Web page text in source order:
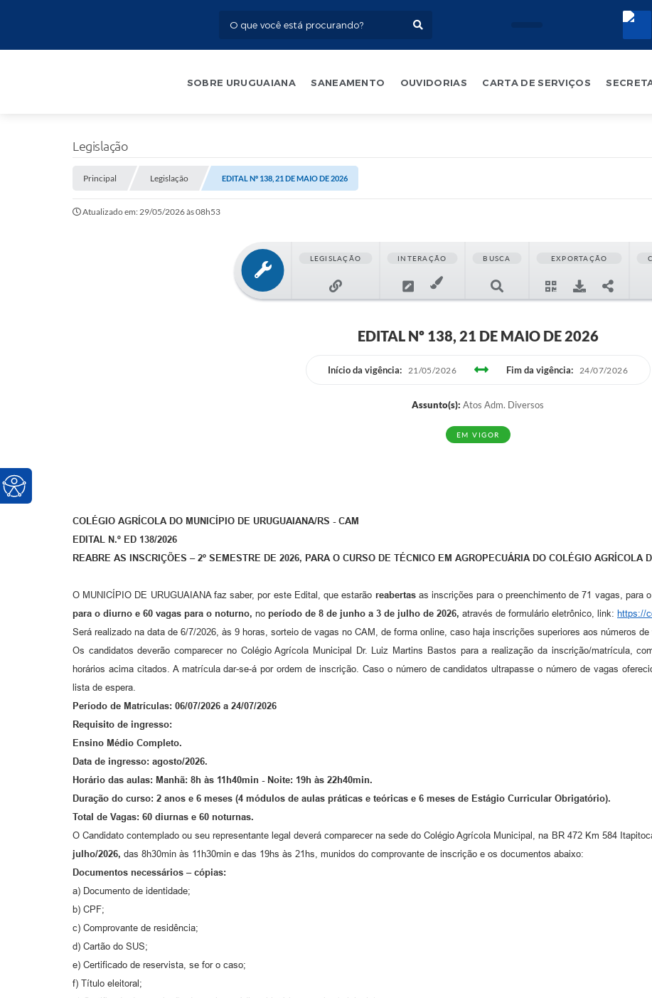
SOBRE URUGUAIANA SANEAMENTO OUVIDORIAS CARTA DE SERVIÇOS
Legislação
Principal Legislação EDITAL Nº 138, 21 DE MAIO DE 2026
Atualizado em: 29/05/2026 às 08h53
LEGISLAÇÃO INTERAÇÃO BUSCA EXPORTAÇÃO
EDITAL Nº 138, 21 DE MAIO DE 2026
Início da vigência: 21/05/2026 Fim da vigência: 24/07/2026
Assunto(s): Atos Adm. Diversos
EM VIGOR
COLÉGIO AGRÍCOLA DO MUNICÍPIO DE URUGUAIANA/RS - CAM
EDITAL N.º ED 138/2026
REABRE AS INSCRIÇÕES – 2º SEMESTRE DE 2026, PARA O CURSO DE TÉCNICO EM AGROPECUÁRIA DO COLÉGIO AGRÍCOLA
O MUNICÍPIO DE URUGUAIANA faz saber, por este Edital, que estarão reabertasas inscrições para o preenchimento de 71 vagas, para
para o diurno e 60 vagas para o noturno, no período de 8 de junho a 3 de julho de 2026, através de formulário eletrônico, link: https://
Será realizado na data de 6/7/2026, às 9 horas, sorteio de vagas no CAM, de forma online, caso haja inscrições superiores aos números
Os candidatos deverão comparecer no Colégio Agrícola Municipal Dr. Luiz Martins Bastos para a realização da inscrição/matrícula,
horários acima citados. A matrícula dar-se-á por ordem de inscrição. Caso o número de candidatos ultrapasse o número de vagas
lista de espera.
Período de Matrículas: 06/07/2026 a 24/07/2026
Requisito de ingresso:
Ensino Médio Completo.
Data de ingresso: agosto/2026.
Horário das aulas: Manhã: 8h às 11h40min - Noite: 19h às 22h40min.
Duração do curso: 2 anos e 6 meses (4 módulos de aulas práticas e teóricas e 6 meses de Estágio Curricular Obrigatório).
Total de Vagas: 60 diurnas e 60 noturnas.
O Candidato contemplado ou seu representante legal deverá comparecer na sede do Colégio Agrícola Municipal, na BR 472 Km 584
julho/2026, das 8h30min às 11h30min e das 19hs às 21hs, munidos do comprovante de inscrição e os documentos abaixo:
Documentos necessários – cópias:
a) Documento de identidade;
b) CPF;
c) Comprovante de residência;
d) Cartão do SUS;
e) Certificado de reservista, se for o caso;
f) Título eleitoral;